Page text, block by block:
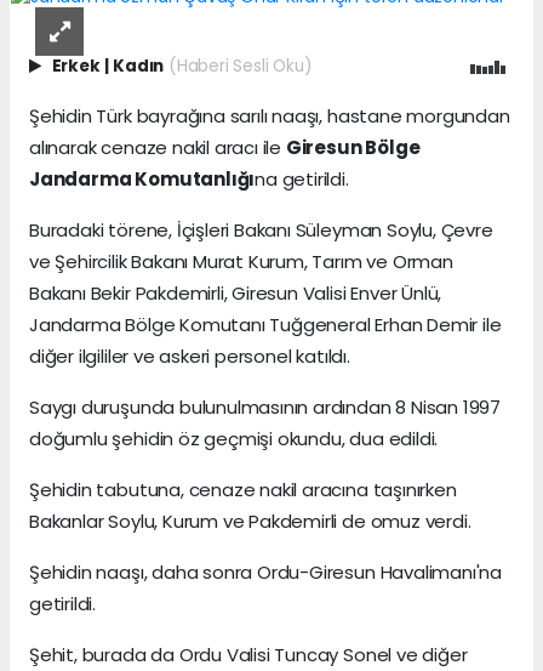
Erkek | Kadın (Haberi Sesli Oku)
Şehidin Türk bayrağına sarılı naaşı, hastane morgundan
alınarak cenaze nakil aracı ile Giresun Bölge
Jandarma Komutanlığına getirildi.
Buradaki törene, İçişleri Bakanı Süleyman Soylu, Çevre
ve Şehircilik Bakanı Murat Kurum, Tarım ve Orman
Bakanı Bekir Pakdemirli, Giresun Valisi Enver Ünlü,
Jandarma Bölge Komutanı Tuğgeneral Erhan Demir ile
diğer ilgililer ve askeri personel katıldı.
Saygı duruşunda bulunulmasının ardından 8 Nisan 1997
doğumlu şehidin öz geçmişi okundu, dua edildi.
Şehidin tabutuna, cenaze nakil aracına taşınırken
Bakanlar Soylu, Kurum ve Pakdemirli de omuz verdi.
Şehidin naaşı, daha sonra Ordu-Giresun Havalimanı'na
getirildi.
Şehit, burada da Ordu Valisi Tuncay Sonel ve diğer